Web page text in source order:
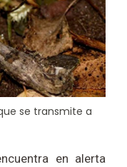
se transmite a
en alerta